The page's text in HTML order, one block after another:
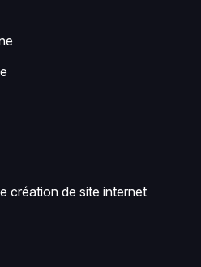
création de site internet